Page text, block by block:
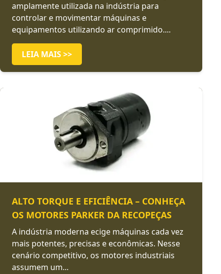
amplamente utilizada na indústria para
controlar e movimentar máquinas e
equipamentos utilizando ar comprimido....
LEIA MAIS >>
ALTO TORQUE E EFICIÊNCIA – CONHEÇA
OS MOTORES PARKER DA RECOPEÇAS
A indústria moderna ecige máquinas cada vez
mais potentes, precisas e econômicas. Nesse
cenário competitivo, os motores industriais
assumem um...